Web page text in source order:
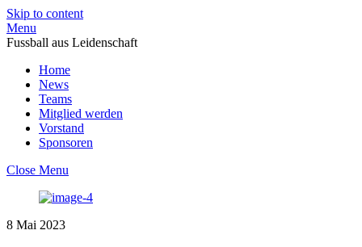
Skip to content
Menu
Fussball aus Leidenschaft
Home
News
Teams
Mitglied werden
Vorstand
Sponsoren
Close Menu
8 Mai 2023